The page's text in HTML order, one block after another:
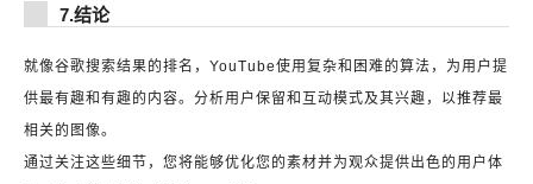
7.结论
就像谷歌搜索结果的排名，YouTube使用复杂和困难的算法，为用户提
供最有趣和有趣的内容。分析用户保留和互动模式及其兴趣，以推荐最
相关的图像。
通过关注这些细节，您将能够优化您的素材并为观众提供出色的用户体